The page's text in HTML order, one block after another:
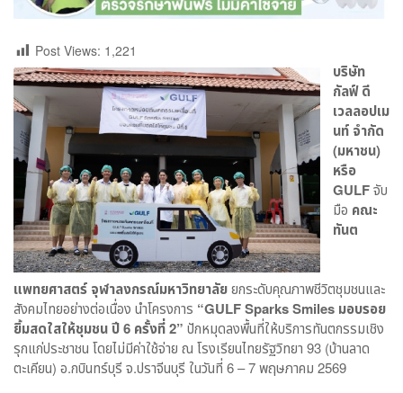
Post Views: 1,221
บริษัท
กัลฟ์ ดี
เวลลอปเม
นท์ จำกัด
(มหาชน)
หรือ
GULFจับ
มือ คณะ
ทันต
แพทยศาสตร์ จุฬาลงกรณ์มหาวิทยาลัยยกระดับคุณภาพชีวิตชุมชนและ
สังคมไทยอย่างต่อเนื่อง นำโครงการ “GULF Sparks Smiles มอบรอย
ยิ้มสดใสให้ชุมชน ปี 6 ครั้งที่ 2” ปักหมุดลงพื้นที่ให้บริการทันตกรรมเชิง
รุกแก่ประชาชน โดยไม่มีค่าใช้จ่าย ณ โรงเรียนไทยรัฐวิทยา 93 (บ้านลาด
ตะเคียน) อ.กบินทร์บุรี จ.ปราจีนบุรี ในวันที่ 6 – 7 พฤษภาคม 2569